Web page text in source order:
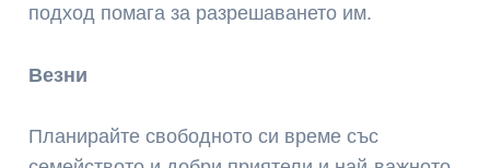
подход помага за разрешаването им.
Везни
Планирайте свободното си време със